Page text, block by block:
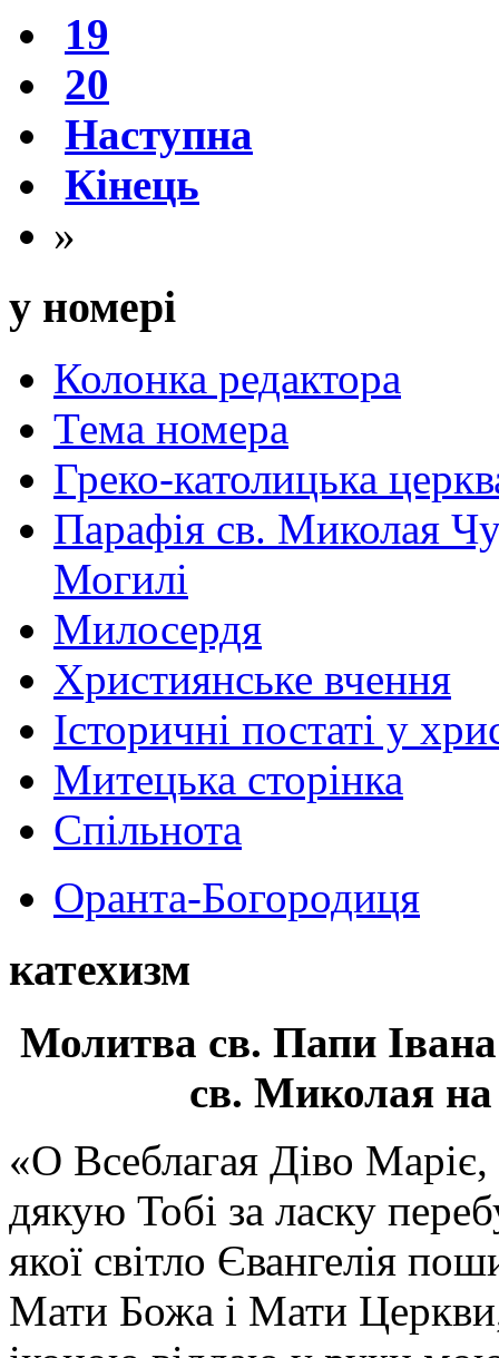
19
20
Наступна
Кінець
»
у номері
Колонка редактора
Тема номера
Греко-католицька
Парафія св. Миколая
Могилі
Милосердя
Християнське вчення
Історичні постаті у
Митецька сторінка
Спільнота
Оранта-Богородиця
катехизм
Молитва св. Папи
св. Миколая на
«О Всеблагая Діво
дякую Тобі за ласку
якої світло Євангелія
Мати Божа і Мати